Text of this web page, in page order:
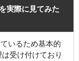
実際に見てみた
いるため基本的
受け付けており